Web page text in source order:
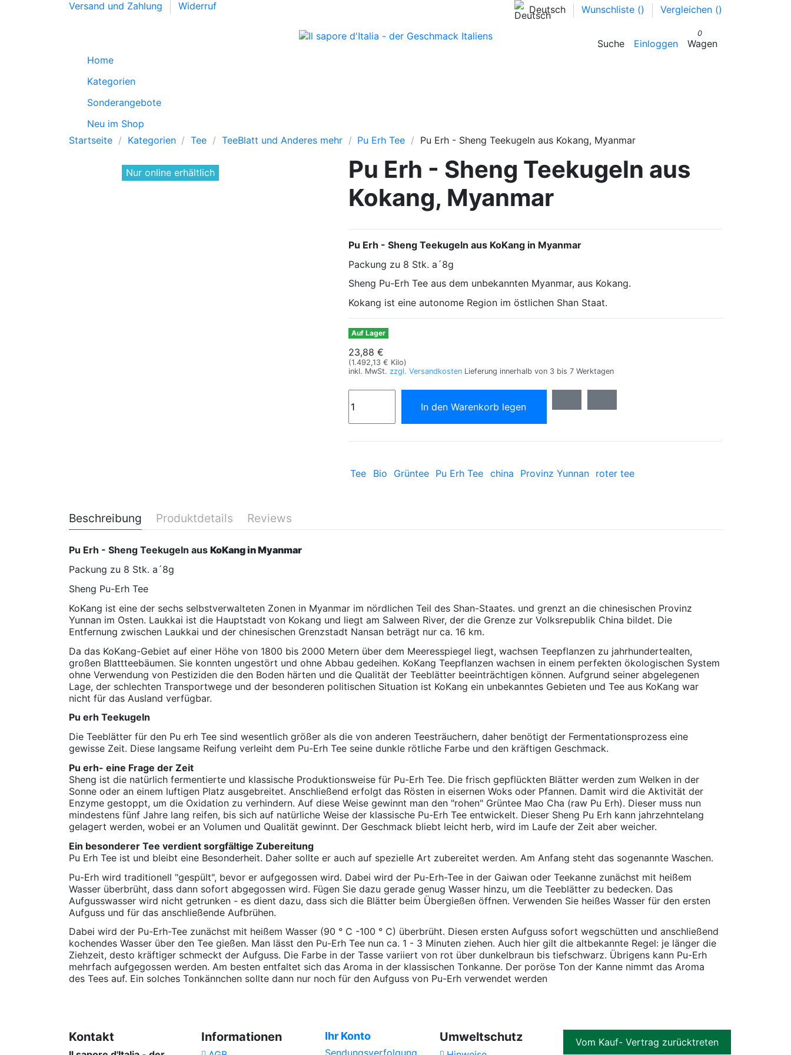
Versand und Zahlung Widerruf Deutsch Wunschliste () Vergleichen ()
Suche Einloggen
0
Wagen
Home
Kategorien
Sonderangebote
Neu im Shop
Startseite
Kategorien Tee TeeBlatt und Anderes mehr Pu Erh Tee Pu Erh - Sheng Teekugeln aus Kokang, Myanmar
Nur online erhältlich
Pu Erh - Sheng Teekugeln aus
Kokang, Myanmar
Pu Erh - Sheng Teekugeln aus KoKang in Myanmar
Packung zu 8 Stk. a´8g
Sheng Pu-Erh Tee aus dem unbekannten Myanmar, aus Kokang.
Kokang ist eine autonome Region im östlichen Shan Staat.
Auf Lager
23,88 €
(1.492,13 € Kilo)
inkl. MwSt. zzgl. Versandkosten Lieferung innerhalb von 3 bis 7 Werktagen
In den Warenkorb legen
Tee Bio Grüntee Pu Erh Tee china Provinz Yunnan roter tee
Beschreibung Produktdetails Reviews
Pu Erh - Sheng Teekugeln aus KoKang in Myanmar
Packung zu 8 Stk. a´8g
Sheng Pu-Erh Tee
KoKang ist eine der sechs selbstverwalteten Zonen in Myanmar im nördlichen Teil des Shan-Staates. und grenzt an die chinesischen Provinz
Yunnan im Osten. Laukkai ist die Hauptstadt von Kokang und liegt am Salween River, der die Grenze zur Volksrepublik China bildet. Die
Entfernung zwischen Laukkai und der chinesischen Grenzstadt Nansan beträgt nur ca. 16 km.
Da das KoKang-Gebiet auf einer Höhe von 1800 bis 2000 Metern über dem Meeresspiegel liegt, wachsen Teepflanzen zu jahrhundertealten,
großen Blattteebäumen. Sie konnten ungestört und ohne Abbau gedeihen. KoKang Teepflanzen wachsen in einem perfekten ökologischen System
ohne Verwendung von Pestiziden die den Boden härten und die Qualität der Teeblätter beeinträchtigen können. Aufgrund seiner abgelegenen
Lage, der schlechten Transportwege und der besonderen politischen Situation ist KoKang ein unbekanntes Gebieten und Tee aus KoKang war
nicht für das Ausland verfügbar.
Pu erh Teekugeln
Die Teeblätter für den Pu erh Tee sind wesentlich größer als die von anderen Teesträuchern, daher benötigt der Fermentationsprozess eine
gewisse Zeit. Diese langsame Reifung verleiht dem Pu-Erh Tee seine dunkle rötliche Farbe und den kräftigen Geschmack.
Pu erh- eine Frage der Zeit
Sheng ist die natürlich fermentierte und klassische Produktionsweise für Pu-Erh Tee. Die frisch gepflückten Blätter werden zum Welken in der
Sonne oder an einem luftigen Platz ausgebreitet. Anschließend erfolgt das Rösten in eisernen Woks oder Pfannen. Damit wird die Aktivität der
Enzyme gestoppt, um die Oxidation zu verhindern. Auf diese Weise gewinnt man den "rohen" Grüntee Mao Cha (raw Pu Erh). Dieser muss nun
mindestens fünf Jahre lang reifen, bis sich auf natürliche Weise der klassische Pu-Erh Tee entwickelt. Dieser Sheng Pu Erh kann jahrzehntelang
gelagert werden, wobei er an Volumen und Qualität gewinnt. Der Geschmack bliebt leicht herb, wird im Laufe der Zeit aber weicher.
Ein besonderer Tee verdient sorgfältige Zubereitung
Pu Erh Tee ist und bleibt eine Besonderheit. Daher sollte er auch auf spezielle Art zubereitet werden. Am Anfang steht das sogenannte Waschen.
Pu-Erh wird traditionell "gespült", bevor er aufgegossen wird. Dabei wird der Pu-Erh-Tee in der Gaiwan oder Teekanne zunächst mit heißem
Wasser überbrüht, dass dann sofort abgegossen wird. Fügen Sie dazu gerade genug Wasser hinzu, um die Teeblätter zu bedecken. Das
Aufgusswasser wird nicht getrunken - es dient dazu, dass sich die Blätter beim Übergießen öffnen. Verwenden Sie heißes Wasser für den ersten
Aufguss und für das anschließende Aufbrühen.
Dabei wird der Pu-Erh-Tee zunächst mit heißem Wasser (90 ° C -100 ° C) überbrüht. Diesen ersten Aufguss sofort wegschütten und anschließend
kochendes Wasser über den Tee gießen. Man lässt den Pu-Erh Tee nun ca. 1 - 3 Minuten ziehen. Auch hier gilt die altbekannte Regel: je länger die
Ziehzeit, desto kräftiger schmeckt der Aufguss. Die Farbe in der Tasse variiert von rot über dunkelbraun bis tiefschwarz. Übrigens kann Pu-Erh
mehrfach aufgegossen werden. Am besten entfaltet sich das Aroma in der klassischen Tonkanne. Der poröse Ton der Kanne nimmt das Aroma
des Tees auf. Ein solches Tonkännchen sollte dann nur noch für den Aufguss von Pu-Erh verwendet werden
Kontakt Informationen Ihr Konto Umweltschutz Vom Kauf- Vertrag zurücktreten